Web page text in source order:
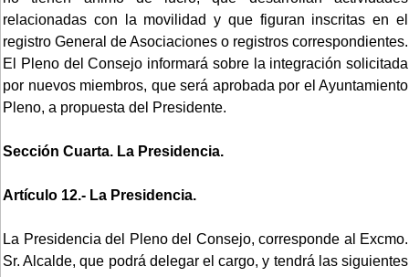
relacionadas con la movilidad y que figuran inscritas en el
registro General de Asociaciones o registros correspondientes.
El Pleno del Consejo informará sobre la integración solicitada
por nuevos miembros, que será aprobada por el Ayuntamiento
Pleno, a propuesta del Presidente.
Sección Cuarta. La Presidencia.
Artículo 12.- La Presidencia.
La Presidencia del Pleno del Consejo, corresponde al Excmo.
Sr. Alcalde, que podrá delegar el cargo, y tendrá las siguientes